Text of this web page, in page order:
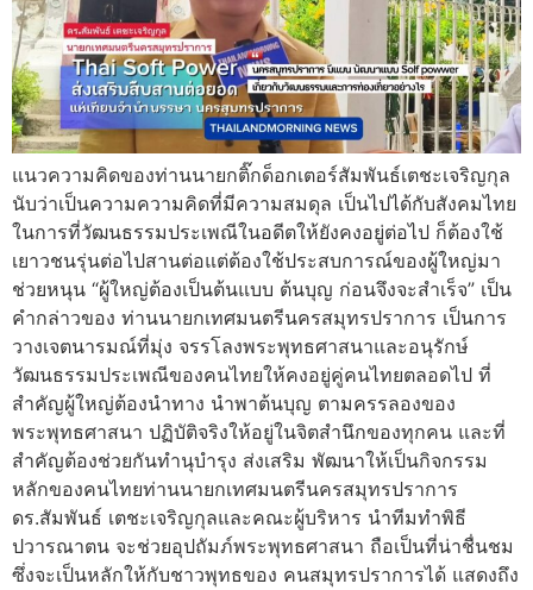
แนวความคิดของท่านนายกติ๊กด็อกเตอร์สัมพันธ์เตชะเจริญกุล
นับว่าเป็นความความคิดที่มีความสมดุล เป็นไปได้กับสังคมไทย
ในการที่วัฒนธรรมประเพณีในอดีตให้ยังคงอยู่ต่อไป ก็ต้องใช้
เยาวชนรุ่นต่อไปสานต่อแต่ต้องใช้ประสบการณ์ของผู้ใหญ่มา
ช่วยหนุน “ผู้ใหญ่ต้องเป็นต้นแบบ ต้นบุญ ก่อนจึงจะสำเร็จ” เป็น
คำกล่าวของ ท่านนายกเทศมนตรีนครสมุทรปราการ เป็นการ
วางเจตนารมณ์ที่มุ่ง จรรโลงพระพุทธศาสนาและอนุรักษ์
วัฒนธรรมประเพณีของคนไทยให้คงอยู่คู่คนไทยตลอดไป ที่
สำคัญผู้ใหญ่ต้องนำทาง นำพาต้นบุญ ตามครรลองของ
พระพุทธศาสนา ปฏิบัติจริงให้อยู่ในจิตสำนึกของทุกคน และที่
สำคัญต้องช่วยกันทำนุบำรุง ส่งเสริม พัฒนาให้เป็นกิจกรรม
หลักของคนไทยท่านนายกเทศมนตรีนครสมุทรปราการ
ดร.สัมพันธ์ เตชะเจริญกุลและคณะผู้บริหาร นำทีมทำพิธี
ปวารณาตน จะช่วยอุปถัมภ์พระพุทธศาสนา ถือเป็นที่น่าชื่นชม
ซึ่งจะเป็นหลักให้กับชาวพุทธของ คนสมุทรปราการได้ แสดงถึง